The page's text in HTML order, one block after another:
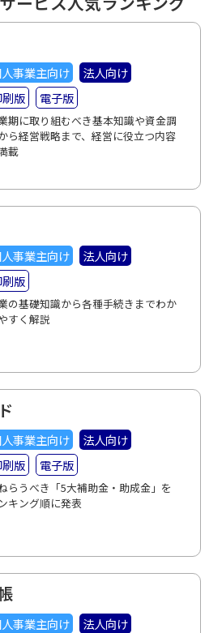
事業主向け
法人向け
刷版
電子版
期に取り組むべき基本知識や資金調
ら経営戦略まで、経営に役立つ内容
載
事業主向け
法人向け
刷版
の基礎知識から各種手続きまでわか
すく解説
事業主向け
法人向け
刷版
電子版
らうべき「5大補助金・助成金」を
キング順に発表
事業主向け
法人向け